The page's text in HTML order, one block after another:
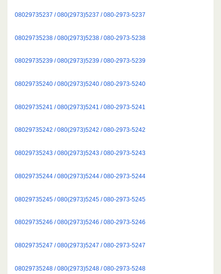
08029735237 / 080(2973)5237 / 080-2973-5237
08029735238 / 080(2973)5238 / 080-2973-5238
08029735239 / 080(2973)5239 / 080-2973-5239
08029735240 / 080(2973)5240 / 080-2973-5240
08029735241 / 080(2973)5241 / 080-2973-5241
08029735242 / 080(2973)5242 / 080-2973-5242
08029735243 / 080(2973)5243 / 080-2973-5243
08029735244 / 080(2973)5244 / 080-2973-5244
08029735245 / 080(2973)5245 / 080-2973-5245
08029735246 / 080(2973)5246 / 080-2973-5246
08029735247 / 080(2973)5247 / 080-2973-5247
08029735248 / 080(2973)5248 / 080-2973-5248